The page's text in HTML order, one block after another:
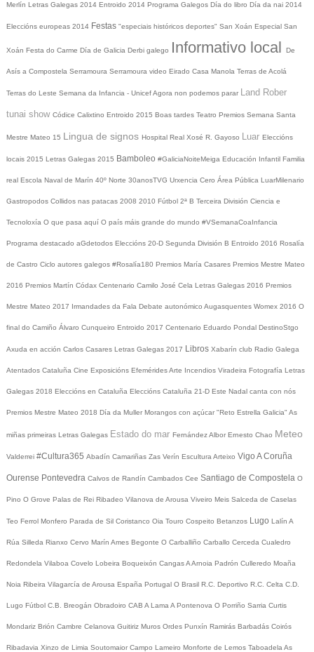
Merlín Letras Galegas 2014 Entroido 2014 Programa Galegos Día do libro Día da nai 2014
Eleccións europeas 2014 Festas "especiais históricos deportes" San Xoán Especial San
Xoán Festa do Carme Día de Galicia Derbi galego Informativo local De
Asís a Compostela Serramoura Serramoura video Eirado Casa Manola Terras de Acolá
Terras do Leste Semana da Infancia - UnicefAgora non podemos parar Land Rober
tunai show Códice Calixtino Entroido 2015 Boas tardes Teatro Premios Semana Santa
Mestre Mateo 15 Lingua de signos Hospital Real Xosé R. Gayoso Luar Eleccións
locais 2015 Letras Galegas 2015 Bamboleo #GaliciaNoiteMeiga Educación Infantil Familia
real Escola Naval de Marín 40º Norte 30anosTVG Urxencia Cero Área Pública LuarMilenario
Gastropodos Collidos nas patacas 2008 2010 Fútbol 2ª B Terceira División Ciencia e
Tecnoloxía O que pasa aquí O país máis grande do mundo #VSemanaCoaInfancia
Programa destacado aGdetodos Eleccións 20-D Segunda División B Entroido 2016 Rosalía
de Castro Ciclo autores galegos #Rosalía180 Premios María Casares Premios Mestre Mateo
2016 Premios Martín Códax Centenario Camilo José Cela Letras Galegas 2016 Premios
Mestre Mateo 2017 Irmandades da Fala Debate autonómico Augasquentes Womex 2016 O
final do Camiño Álvaro Cunqueiro Entroido 2017 Centenario Eduardo Pondal DestinoStgo
Axuda en acción Carlos Casares Letras Galegas 2017 Libros Xabarín club Radio Galega
Atentados Cataluña Cine Exposicións EfeméridesArte Incendios Viradeira Fotografía Letras
Galegas 2018 Eleccións en Cataluña Eleccións Cataluña 21-D Este Nadal canta con nós
Premios Mestre Mateo 2018 Día da Muller Morangos con açúcar "Reto Estrella Galicia" As
miñas primeiras Letras Galegas Estado do mar Fernández Albor Ernesto Chao Meteo
Valderrei #Cultura365 Abadín Camariñas Zas Verín Escultura Arteixo Vigo A Coruña
Ourense Pontevedra Calvos de Randín Cambados Cee Santiago de Compostela O
Pino O Grove Palas de Rei Ribadeo Vilanova de Arousa Viveiro Meis Salceda de Caselas
Teo Ferrol Monfero Parada de Sil Coristanco Oia Touro Cospeito Betanzos Lugo Lalín A
Rúa Silleda Rianxo Cervo Marín Ames Begonte O Carballiño Carballo Cerceda Cualedro
Redondela Vilaboa Covelo Lobeira Boqueixón CangasA Arnoia Padrón Culleredo Moaña
Noia Ribeira Vilagarcía de Arousa España Portugal O Brasil R.C. Deportivo R.C. Celta C.D.
Lugo Fútbol C.B. Breogán Obradoiro CAB A Lama A Pontenova O Porriño Sarria Curtis
Mondariz Brión Cambre Celanova Guitiriz Muros Ordes Punxín Ramirás Barbadás Coirós
Ribadavia Xinzo de Limia Soutomaior Campo Lameiro Monforte de Lemos Taboadela As